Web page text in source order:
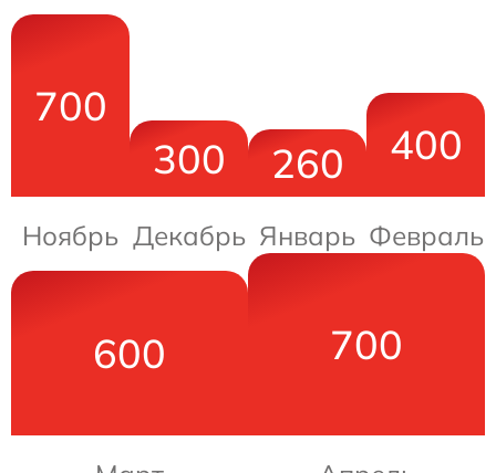
700
Ноябрь
300
Декабрь
260
Январь
400
Февраль
600 700